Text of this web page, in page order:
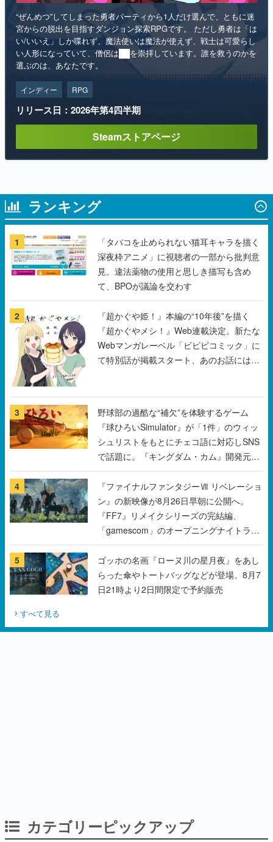
“ぜんめつ”してしまった勇者パーティから1人だけ選んで、ともに迷
宮からの脱出を目指すダンジョン探索RPGです。 ただし勇者は「は
い/いいえ」しか喋れず、魔法使いは魔法が使えず、戦士は可愛らし
い人形になっていて、僧侶は██を崇拝しています。誰を救うのかを
選ぶのは、あなたです。
インディー RPG
リリース日：2026年第4四半期
Steamストアページ
ランキング
1
「タバコを止められない猫耳キャラを描く
深夜枠アニメ」に視聴者の一部から批判意
見。違法薬物の使用と思しき描写も含め
て、BPOが議論を交わす
2
『超かぐや姫！』本編の“10年後”を描く
『超かぐやメシ！』Web連載決定。新たな
Webマンガレーベル「ビビビコミック」に
て特別話が掲載スタート、あのお話には…
3
野球部の過酷な“補欠”を体験するゲーム
『球ひろいSimulator』が「1件」のウィッ
シュリストをもとにチェコ語に対応しSNS
で話題に。『キングダム・カム』開発元や
チェコのプロ野球選手から称賛の声
4
『ファイナルファンタジーⅦ リベレーショ
ン』の新映像が8月26日早朝に公開へ。
『FF7』リメイクシリーズの完結編、
「gamescom」のオープニングナイトライ
ブにてディレクターの浜口直樹氏が登壇す
る予定
5
ゴッホの名画『ローヌ川の星月夜』をあし
らった傘やトートバッグなどが登場。8月7
日21時より2日間限定で予約販売
すべて見る
カテゴリーピックアップ